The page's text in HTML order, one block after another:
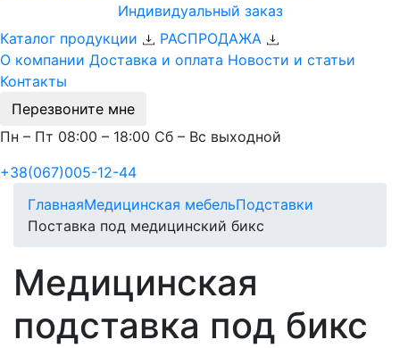
Индивидуальный заказ
Каталог продукции
РАСПРОДАЖА
О компании Доставка и оплата Новости и статьи
Контакты
Перезвоните мне
Пн – Пт 08:00 – 18:00 Сб – Вс выходной
+38(067)005-12-44
ГлавнаяМедицинская мебельПодставки
Поставка под медицинский бикс
Медицинская
подставка под бикс